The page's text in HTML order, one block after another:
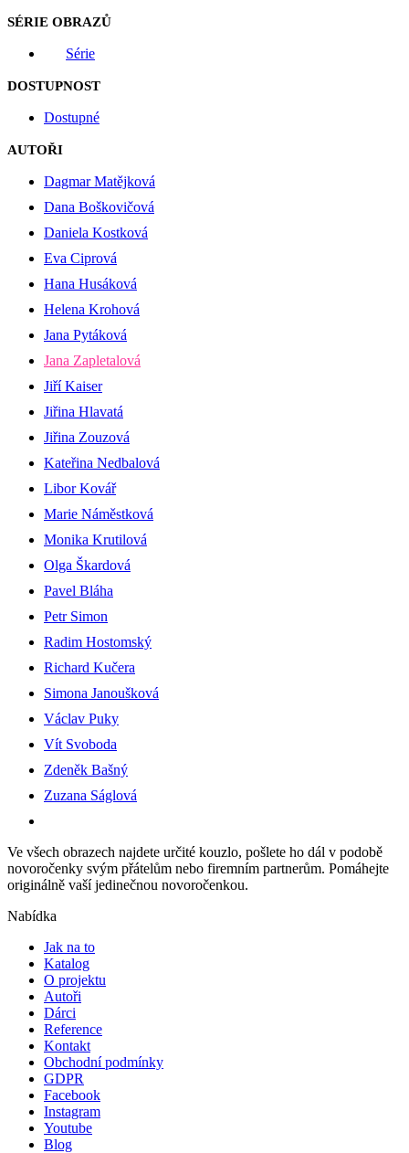
SÉRIE OBRAZŮ
Série
DOSTUPNOST
Dostupné
AUTOŘI
Dagmar Matějková
Dana Boškovičová
Daniela Kostková
Eva Ciprová
Hana Husáková
Helena Krohová
Jana Pytáková
Jana Zapletalová
Jiří Kaiser
Jiřina Hlavatá
Jiřina Zouzová
Kateřina Nedbalová
Libor Kovář
Marie Náměstková
Monika Krutilová
Olga Škardová
Pavel Bláha
Petr Simon
Radim Hostomský
Richard Kučera
Simona Janoušková
Václav Puky
Vít Svoboda
Zdeněk Bašný
Zuzana Ságlová
Ve všech obrazech najdete určité kouzlo, pošlete ho dál v podobě
novoročenky svým přátelům nebo firemním partnerům. Pomáhejte
originálně vaší jedinečnou novoročenkou.
Nabídka
Jak na to
Katalog
O projektu
Autoři
Dárci
Reference
Kontakt
Obchodní podmínky
GDPR
Facebook
Instagram
Youtube
Blog